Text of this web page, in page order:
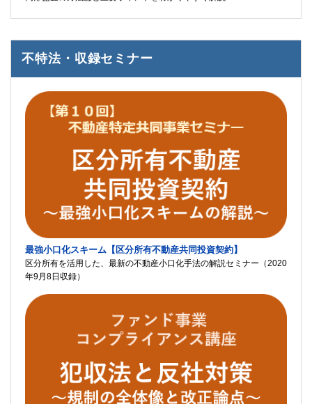
不特法・収録セミナー
最強小口化スキーム【区分所有不動産共同投資契約】
区分所有を活用した、最新の不動産小口化手法の解説セミナー（2020
年9月8日収録）